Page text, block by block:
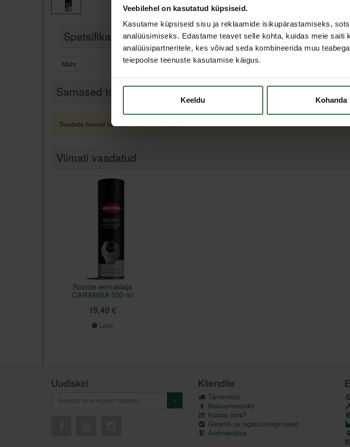
Veebilehel on kasutatud küpsiseid.
Kasutame küpsiseid sisu ja reklaamide isikupärastamiseks,
analüüsimiseks. Edastame teavet selle kohta, kuidas meie
analüüsipartneritele, kes võivad seda kombineerida muu
teiepoolse teenuste kasutamise käigus.
Keeldu Kohanda
Spetsifikatsioon
Maht 500 ml
Sarnased tooted
Toodete loendi laadimine ebaõnnestus.
Viimati vaadatud
Rooste eemaldaja
CARAMBA 500 ml
19,49 €
Laos
Uudiskiri Kliendile
Tarneviisid
Maksemeetodid
Kuidas osta?
Garantii- ja tagastustingimused
Andmekaitse